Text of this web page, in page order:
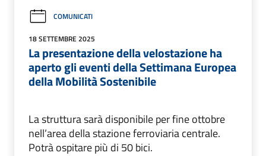
COMUNICATI
18 SETTEMBRE 2025
La presentazione della velostazione ha
aperto gli eventi della Settimana Europea
della Mobilità Sostenibile
La struttura sarà disponibile per fine ottobre
nell’area della stazione ferroviaria centrale.
Potrà ospitare più di 50 bici.